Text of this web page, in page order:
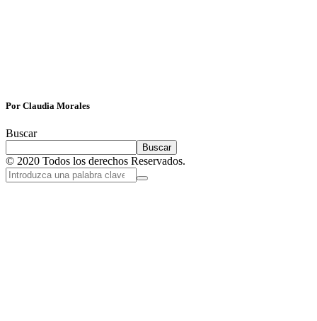
Por Claudia Morales
Buscar
Buscar
© 2020 Todos los derechos Reservados.